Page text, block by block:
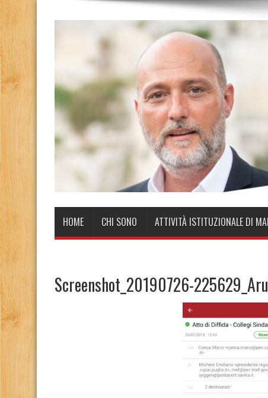
HOME CHI SONO ATTIVITÀ ISTITUZIONALE DI
Screenshot_20190726-